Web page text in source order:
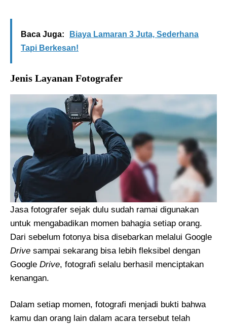
Baca Juga:
Biaya Lamaran 3 Juta, Sederhana
Tapi Berkesan!
Jenis Layanan Fotografer
Jasa fotografer sejak dulu sudah ramai digunakan
untuk mengabadikan momen bahagia setiap orang.
Dari sebelum fotonya bisa disebarkan melalui Google
Drive sampai sekarang bisa lebih fleksibel dengan
Google Drive, fotografi selalu berhasil menciptakan
kenangan.
Dalam setiap momen, fotografi menjadi bukti bahwa
kamu dan orang lain dalam acara tersebut telah